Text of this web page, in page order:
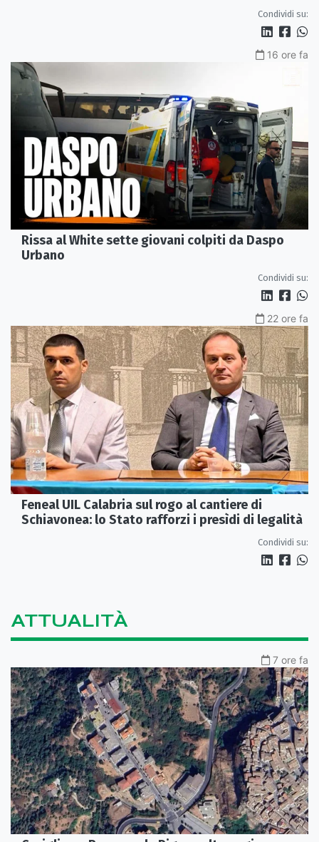
Condividi su:
16 ore fa
Rissa al White sette giovani colpiti da Daspo
Urbano
Condividi su:
22 ore fa
Feneal UIL Calabria sul rogo al cantiere di
Schiavonea: lo Stato rafforzi i presìdi di legalità
Condividi su:
ATTUALITÀ
7 ore fa